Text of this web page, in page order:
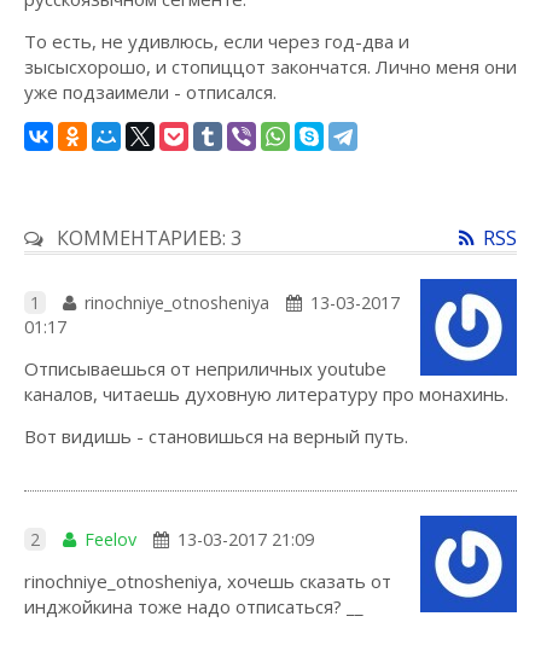
То есть, не удивлюсь, если через год-два и
зысысхорошо, и стопиццот закончатся. Лично меня они
уже подзаимели - отписался.
КОММЕНТАРИЕВ: 3 RSS
1 rinochniye_otnosheniya
13-03-2017
01:17
Отписываешься от неприличных youtube
каналов, читаешь духовную литературу про монахинь.
Вот видишь - становишься на верный путь.
2 Feelov 13-03-2017 21:09
rinochniye_otnosheniya, хочешь сказать от
инджойкина тоже надо отписаться? __